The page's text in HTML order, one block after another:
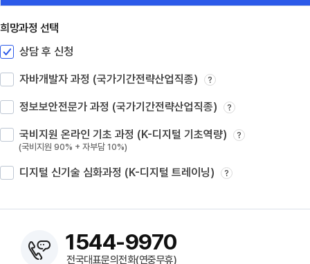
희망과정 선택
상담 후 신청
자바개발자 과정 (국가기간전략산업직종) ?
정보보안전문가 과정 (국가기간전략산업직종) ?
국비지원 온라인 기초 과정 (K-디지털 기초역량) ?
(국비지원 90% + 자부담 10%)
디지털 신기술 심화과정 (K-디지털 트레이닝) ?
1544-9970
전국대표문의전화(연중무휴)